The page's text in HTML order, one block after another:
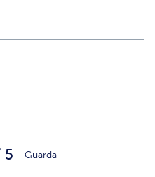
5 Guarda